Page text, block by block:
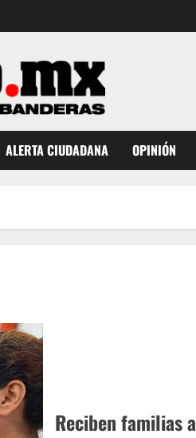
ALERTA CIUDADANA OPINIÓN
Reciben familias